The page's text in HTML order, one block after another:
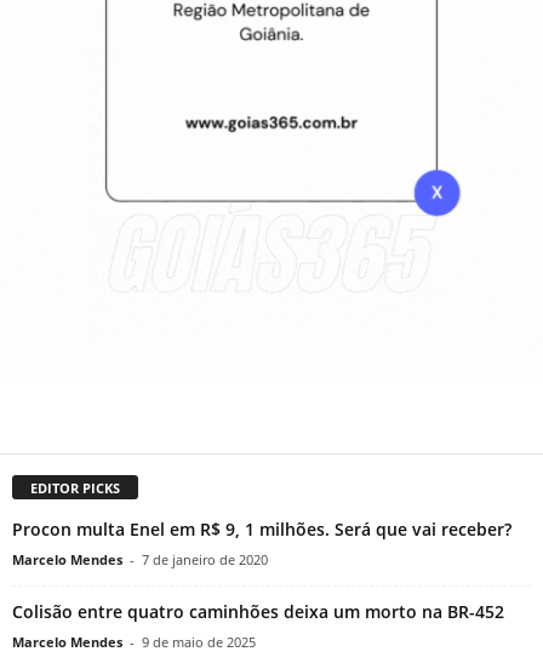
EDITOR PICKS
Procon multa Enel em R$ 9, 1 milhões. Será que vai receber?
Marcelo Mendes - 7 de janeiro de 2020
Colisão entre quatro caminhões deixa um morto na BR-452
Marcelo Mendes - 9 de maio de 2025